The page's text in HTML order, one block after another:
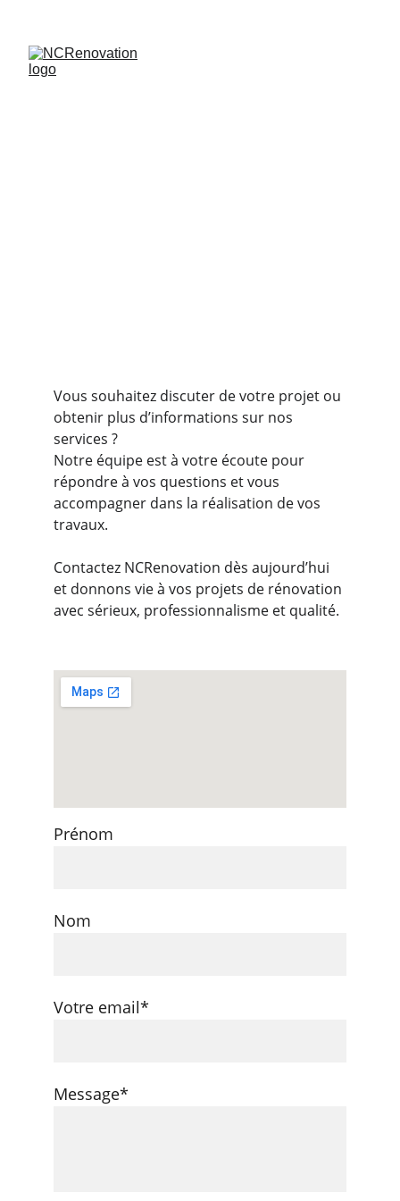
Vous souhaitez discuter de votre projet ou
obtenir plus d’informations sur nos
services ?
Notre équipe est à votre écoute pour
répondre à vos questions et vous
accompagner dans la réalisation de vos
travaux.
Contactez NCRenovation dès aujourd’hui
et donnons vie à vos projets de rénovation
avec sérieux, professionnalisme et qualité.
Prénom
Nom
Votre email*
Message*